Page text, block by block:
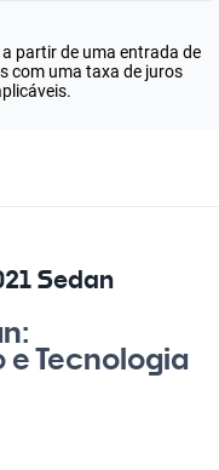
partir de uma entrada de
com uma taxa de juros
Sedan
Tecnologia
cada curva, o Bmw